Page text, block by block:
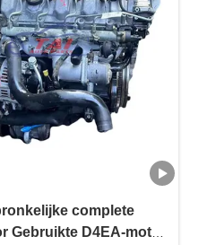
complete
Gebruikte D4EA-motor